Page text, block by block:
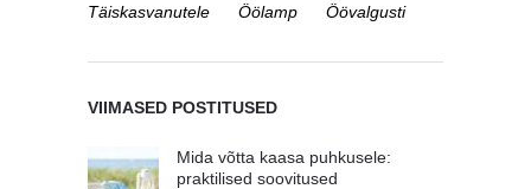
Täiskasvanutele
Öölamp Öövalgusti
VIIMASED POSTITUSED
Mida võtta kaasa puhkusele:
praktilised soovitused